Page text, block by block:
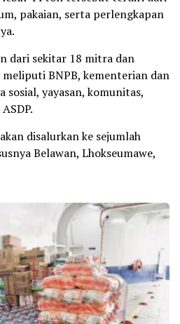
pakaian, serta perlengkapan
dari sekitar 18 mitra dan
BNPB, kementerian dan
sosial, yayasan, komunitas,
disalurkan ke sejumlah
Belawan, Lhokseumawe,